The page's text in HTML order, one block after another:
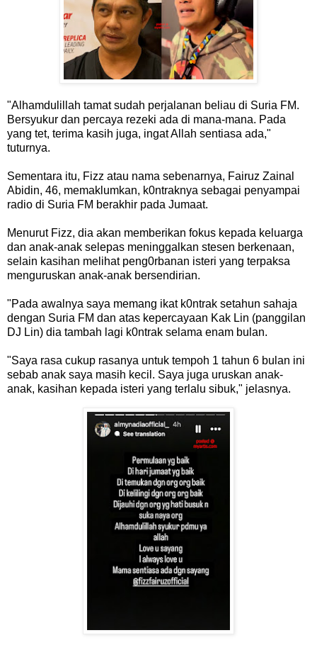
"Alhamdulillah tamat sudah perjalanan beliau di Suria FM.
Bersyukur dan percaya rezeki ada di mana-mana. Pada
yang tet, terima kasih juga, ingat Allah sentiasa ada,"
tuturnya.
Sementara itu, Fizz atau nama sebenarnya, Fairuz Zainal
Abidin, 46, memaklumkan, k0ntraknya sebagai penyampai
radio di Suria FM berakhir pada Jumaat.
Menurut Fizz, dia akan memberikan fokus kepada keluarga
dan anak-anak selepas meninggalkan stesen berkenaan,
selain kasihan melihat peng0rbanan isteri yang terpaksa
menguruskan anak-anak bersendirian.
"Pada awalnya saya memang ikat k0ntrak setahun sahaja
dengan Suria FM dan atas kepercayaan Kak Lin (panggilan
DJ Lin) dia tambah lagi k0ntrak selama enam bulan.
"Saya rasa cukup rasanya untuk tempoh 1 tahun 6 bulan ini
sebab anak saya masih kecil. Saya juga uruskan anak-
anak, kasihan kepada isteri yang terlalu sibuk," jelasnya.